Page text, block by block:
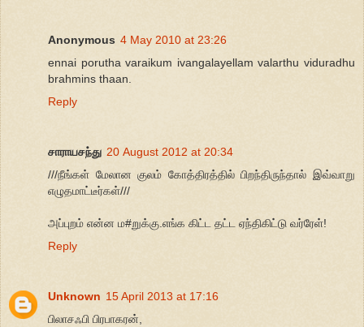
Anonymous 4 May 2010 at 23:26
ennai porutha varaikum ivangalayellam valarthu viduradhu
brahmins thaan.
Reply
சாராயசந்து 20 August 2012 at 20:34
///நீங்கள் மேலான குலம் கோத்திரத்தில் பிறந்திருந்தால் இவ்வாறு
எழுதமாட்டீர்கள்///
அப்புறம் என்ன ம#றுக்கு.எங்க கிட்ட தட்ட ஏந்திகிட்டு வர்ரேள்!
Reply
Unknown 15 April 2013 at 17:16
பிலாசஃபி பிரபாகரன்,